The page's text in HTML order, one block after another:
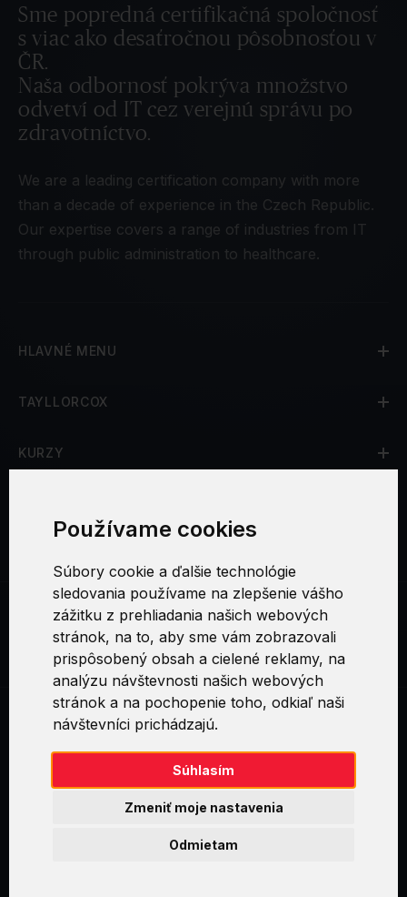
Používame cookies
Súbory cookie a ďalšie technológie
sledovania používame na zlepšenie vášho
zážitku z prehliadania našich webových
stránok, na to, aby sme vám zobrazovali
prispôsobený obsah a cielené reklamy, na
analýzu návštevnosti našich webových
stránok a na pochopenie toho, odkiaľ naši
návštevníci prichádzajú.
Súhlasím
Odmietam
Zmeniť moje nastavenia
Sme popredná certifikačná spoločnosť
s viac ako desaťročnou pôsobnosťou v
ČR.
Naša odbornosť pokrýva množstvo
odvetví od IT cez verejnú správu po
zdravotníctvo.
We are a leading certification company with more
than a decade of experience in the Czech Republic.
Our expertise covers a range of industries from IT
through public administration to healthcare.
HLAVNÉ MENU
TAYLLORCOX
KURZY
AZ-040 Automating Administration with Windows
PowerShell
Swirl logoTM je ochranná známka společnosti AXELOS Limited. ITIL®
je registrovanou ochrannou známkou AXELOS Limited. PRINCE2® je
registrovanou ochrannou známkou AXELOS Limited. MSP® je
registrovanou ochrannou známkou AXELOS Limited & TAYLLORCOX
trade mark of AXELOS Limited. Copyright© AXELOS Limited 2009.